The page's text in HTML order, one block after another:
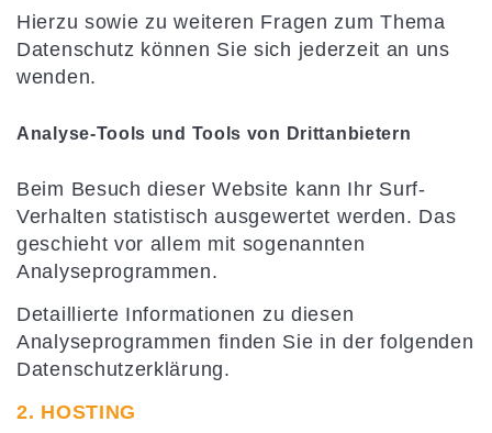
Hierzu sowie zu weiteren Fragen zum Thema
Datenschutz können Sie sich jederzeit an uns
wenden.
Analyse-Tools und Tools von Dritt­anbietern
Beim Besuch dieser Website kann Ihr Surf-
Verhalten statistisch ausgewertet werden. Das
geschieht vor allem mit sogenannten
Analyseprogrammen.
Detaillierte Informationen zu diesen
Analyseprogrammen finden Sie in der folgenden
Datenschutzerklärung.
2. HOSTING